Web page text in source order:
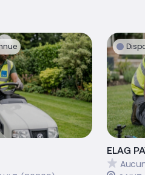
ELAG